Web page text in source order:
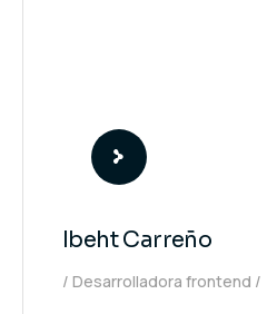
Ibeht Carreño
Desarrolladora frontend